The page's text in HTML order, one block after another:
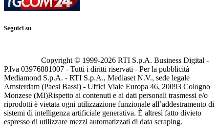
Seguici su
Copyright © 1999-2026 RTI S.p.A. Business Digital -
P.Iva 03976881007 - Tutti i diritti riservati - Per la pubblicità
Mediamond S.p.A. - RTI S.p.A., Mediaset N.V., sede legale
Amsterdam (Paesi Bassi) - Uffici Viale Europa 46, 20093 Cologno
Monzese (MI)Rispetto ai contenuti e ai dati personali trasmessi e/o
riprodotti è vietata ogni utilizzazione funzionale all’addestramento di
sistemi di intelligenza artificiale generativa. È altresì fatto divieto
espresso di utilizzare mezzi automatizzati di data scraping.